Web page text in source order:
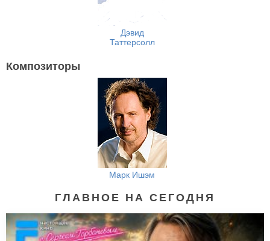
Дэвид
Таттерсолл
Композиторы
Марк Ишэм
ГЛАВНОЕ НА СЕГОДНЯ